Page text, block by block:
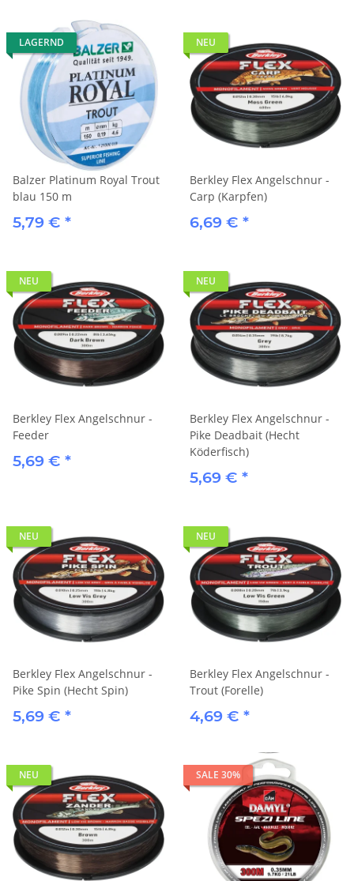
LAGERND
Balzer Platinum Royal Trout
blau 150 m
5,79 € *
NEU
Berkley Flex Angelschnur -
Carp (Karpfen)
6,69 € *
NEU
Berkley Flex Angelschnur -
Feeder
5,69 € *
NEU
Berkley Flex Angelschnur -
Pike Deadbait (Hecht
Köderfisch)
5,69 € *
NEU
Berkley Flex Angelschnur -
Pike Spin (Hecht Spin)
5,69 € *
NEU
Berkley Flex Angelschnur -
Trout (Forelle)
4,69 € *
NEU SALE 30%